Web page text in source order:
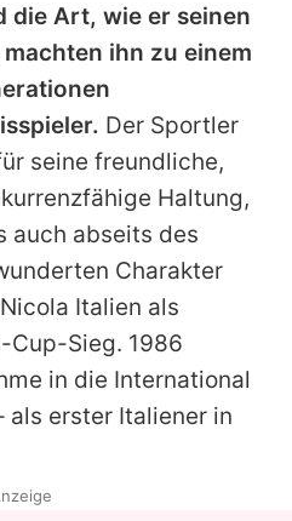
die Art, wie er seinen
ihn zu einem
Der Sportler
seine freundliche,
Haltung,
auch abseits des
Charakter
Italien als
Cup-Sieg. 1986
in die International
als erster Italiener in